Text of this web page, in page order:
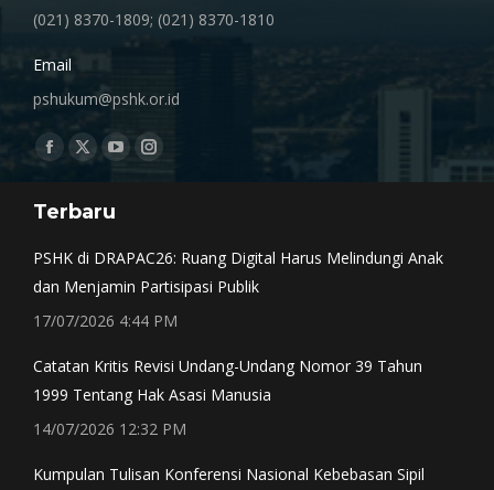
(021) 8370-1809; (021) 8370-1810
Email
pshukum@pshk.or.id
Find us on:
Facebook
opens
window
X
opens
window
YouTube
opens
Instagram
window
Terbaru
PSHK di DRAPAC26: Ruang Digital Harus Melindungi Anak
dan Menjamin Partisipasi Publik
17/07/2026 4:44 PM
Catatan Kritis Revisi Undang-Undang Nomor 39 Tahun
1999 Tentang Hak Asasi Manusia
14/07/2026 12:32 PM
Kumpulan Tulisan Konferensi Nasional Kebebasan Sipil